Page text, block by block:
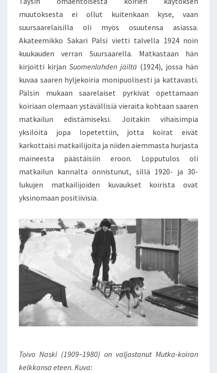
muutoksesta ei ollut kuitenkaan kyse, vaan
suursaarelaisilla oli myös osuutensa asiassa.
Akateemikko Sakari Pälsi vietti talvella 1924 noin
kuukauden verran Suursaarella. Matkastaan hän
kirjoitti kirjan Suomenlahden jäiltä (1924), jossa hän
kuvaa saaren hyljekoiria monipuolisesti ja kattavasti.
Pälsin mukaan saarelaiset pyrkivät opettamaan
koiriaan olemaan ystävällisiä vieraita kohtaan saaren
matkailun edistämiseksi. Joitakin vihaisimpia
yksilöitä jopa lopetettiin, jotta koirat eivät
karkottaisi matkailijoita ja niiden aiemmasta hurjasta
maineesta päästäisiin eroon. Lopputulos oli
matkailun kannalta onnistunut, sillä 1920- ja 30-
lukujen matkailijoiden kuvaukset koirista ovat
yksinomaan positiivisia.
Toivo Naski (1909–1980) on valjastanut Mutka-koiran
kelkkansa eteen. Kuva: